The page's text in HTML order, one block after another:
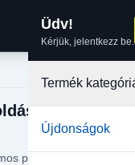
Üdv!
Kérjük, jelentkezz be.
Termék
Újdonságok
a
praktikus